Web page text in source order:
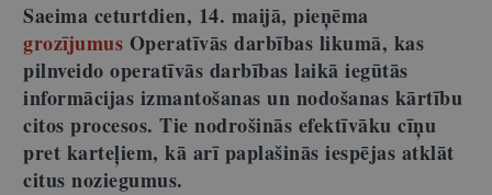
Saeima ceturtdien, 14. maijā, pieņēma
grozījumus Operatīvās darbības likumā, kas
pilnveido operatīvās darbības laikā iegūtās
informācijas izmantošanas un nodošanas kārtību
citos procesos. Tie nodrošinās efektīvāku cīņu
pret karteļiem, kā arī paplašinās iespējas atklāt
citus noziegumus.